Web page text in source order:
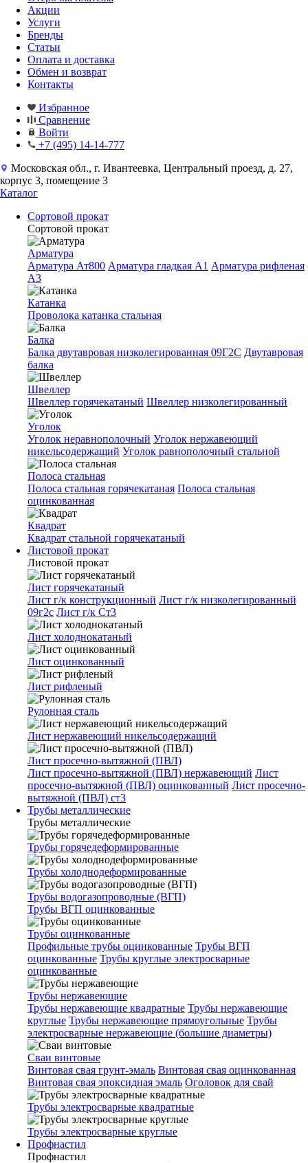
Акции
Услуги
Бренды
Статьи
Оплата и доставка
Обмен и возврат
Контакты
Избранное
Сравнение
Войти
+7 (495) 14-14-777
Московская обл., г. Ивантеевка, Центральный проезд, д. 27,
корпус 3, помещение 3
Каталог
Сортовой прокат
Сортовой прокат
Арматура
Арматура Ат800 Арматура гладкая A1 Арматура рифленая
A3
Катанка
Проволока катанка стальная
Балка
Балка двутавровая низколегированная 09Г2С Двутавровая
балка
Швеллер
Швеллер горячекатаный Швеллер низколегированный
Уголок
Уголок неравнополочный Уголок нержавеющий
никельсодержащий Уголок равнополочный стальной
Полоса стальная
Полоса стальная горячекатаная Полоса стальная
оцинкованная
Квадрат
Квадрат стальной горячекатаный
Листовой прокат
Листовой прокат
Лист горячекатаный
Лист г/к конструкционный Лист г/к низколегированный
09г2с Лист г/к Ст3
Лист холоднокатаный
Лист оцинкованный
Лист рифленый
Рулонная сталь
Лист нержавеющий никельсодержащий
Лист просечно-вытяжной (ПВЛ)
Лист просечно-вытяжной (ПВЛ) нержавеющий Лист
просечно-вытяжной (ПВЛ) оцинкованный Лист просечно-
вытяжной (ПВЛ) ст3
Трубы металлические
Трубы металлические
Трубы горячедеформированные
Трубы холоднодеформированные
Трубы водогазопроводные (ВГП)
Трубы ВГП оцинкованные
Трубы оцинкованные
Профильные трубы оцинкованные Трубы ВГП
оцинкованные Трубы круглые электросварные
оцинкованные
Трубы нержавеющие
Трубы нержавеющие квадратные Трубы нержавеющие
круглые Трубы нержавеющие прямоугольные Трубы
электросварные нержавеющие (большие диаметры)
Сваи винтовые
Винтовая свая грунт-эмаль Винтовая свая оцинкованная
Винтовая свая эпоксидная эмаль Оголовок для свай
Трубы электросварные квадратные
Трубы электросварные круглые
Профнастил
Профнастил